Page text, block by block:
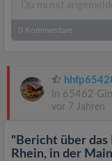
0 Kommentare
in 65462
vor 7 Jahren
"Bericht über das
Rhein, in der